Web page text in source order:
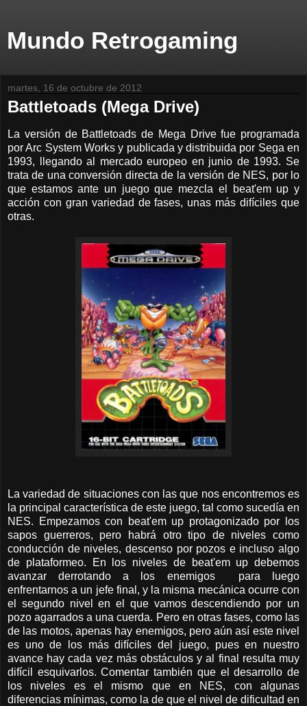
Mundo Retrogaming
martes, 16 de octubre de 2012
Battletoads (Mega Drive)
La versión de Battletoads de Mega Drive fue programada
por Arc System Works y publicada y distribuida por Sega en
1993, llegando al mercado europeo en junio de 1993. Se
trata de una conversión directa de la versión de NES, por lo
que estamos ante un juego que mezcla el beat'em up y
acción con gran variedad de fases, unas más difíciles que
otras.
La variedad de situaciones con las que nos encontremos es
la principal característica de este juego, tal como sucedía en
NES. Empezamos con beat'em up protagonizado por los
sapos guerreros, pero habrá otro tipo de niveles como
conducción de niveles, descenso por pozos e incluso algo
de plataformeo. En los niveles de beat'em up debemos
avanzar derrotando a los enemigos para luego
enfrentarnos a un jefe final, y la misma mecánica ocurre con
el segundo nivel en el que vamos descendiendo por un
pozo agarrados a una cuerda. Pero en otras fases, como las
de las motos, apenas hay enemigos, pero aún así este nivel
es uno de los más difíciles del juego, pues en nuestro
avance hay cada vez más obstáculos y al final resulta muy
difícil esquivarlos. Comentar también que el desarrollo de
los niveles es el mismo que en NES, con algunas
diferencias mínimas, como la de que el nivel de dificultad en